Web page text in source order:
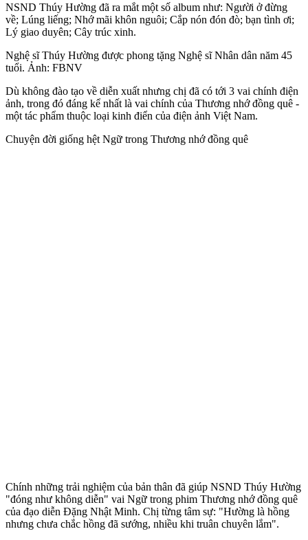
NSND Thúy Hường đã ra mắt một số album như: Người ở đừng
về; Lúng liếng; Nhớ mãi khôn nguôi; Cắp nón đón đò; bạ‌n tìn‌h ơi;
Lý giao duyên; Cây trúc xinh.
Nghệ sĩ Thúy Hường được phong tặng Nghệ sĩ Nhân dân năm 45
tuổi. Ảnh: FBNV
Dù không đào tạo về diễn xuất nhưng chị đã có tới 3 vai chính điện
ảnh, trong đó đáng kể nhất là vai chính của Thương nhớ đồng quê -
một tác phẩm thuộc loại kinh điển của điện ảnh Việt Nam.
Chuyện đời giống hệt Ngữ trong Thương nhớ đồng quê
Chính những trải nghiệm của bản thân đã giúp NSND Thúy Hường
"đóng như không diễn" vai Ngữ trong phim Thương nhớ đồng quê
của đạo diễn Đặng Nhật Minh. Chị từng tâm sự: "Hường là hồng
nhưng chưa chắc hồng đã sướng, nhiều khi truân chuyên lắm".